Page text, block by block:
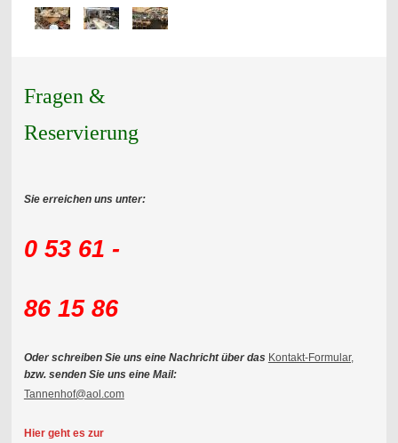
Fragen &
Reservierung
Sie erreichen uns unter:
0 53 61 -
86 15 86
Oder schreiben Sie uns eine Nachricht über das Kontakt-Formular,
bzw. senden Sie uns eine Mail:
Tannenhof@aol.com
Hier geht es zur